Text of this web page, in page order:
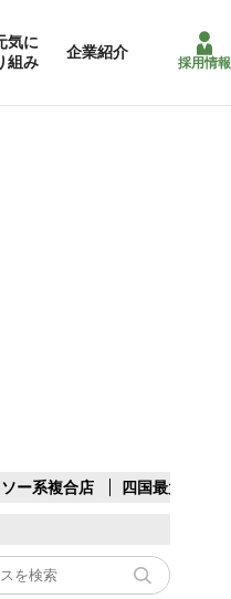
気に
組み
企業紹介
採用情報
ー系複合店 四国最大スリコ